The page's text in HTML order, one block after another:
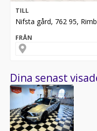
TILL
Nifsta gård, 762 95,
FRÅN
Dina senast